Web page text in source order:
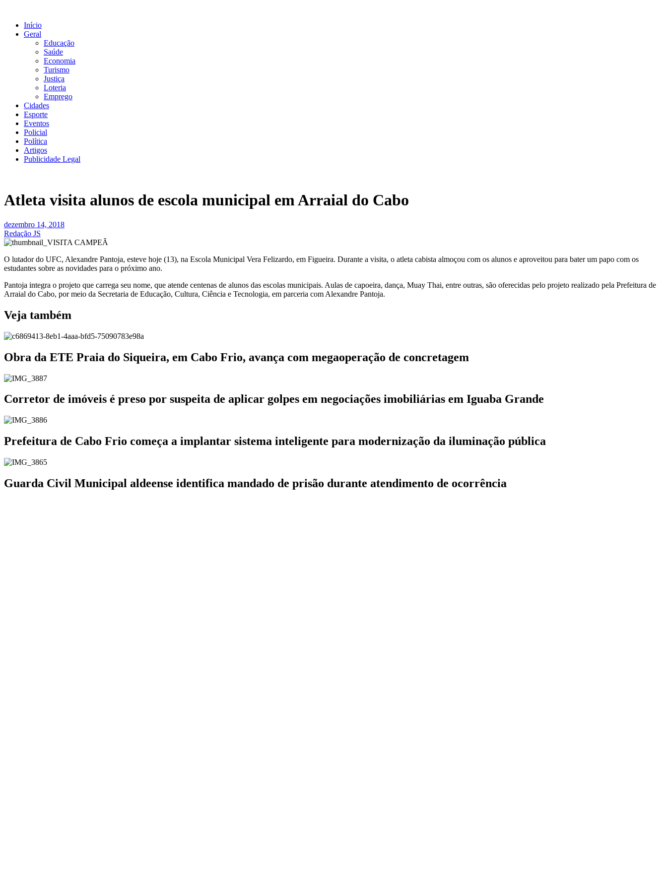
conteúdo
Início
Geral
Educação
Saúde
Economia
Turismo
Justiça
Loteria
Emprego
Cidades
Esporte
Eventos
Policial
Política
Artigos
Publicidade Legal
Atleta visita alunos de escola municipal em Arraial do Cabo
dezembro 14, 2018
Redação JS
O lutador do UFC, Alexandre Pantoja, esteve hoje (13), na Escola Municipal Vera Felizardo, em Figueira. Durante a visita, o atleta cabista almoçou com os alunos e aproveitou para bater um papo com os
estudantes sobre as novidades para o próximo ano.
Pantoja integra o projeto que carrega seu nome, que atende centenas de alunos das escolas municipais. Aulas de capoeira, dança, Muay Thai, entre outras, são oferecidas pelo projeto realizado pela Prefeitura de
Arraial do Cabo, por meio da Secretaria de Educação, Cultura, Ciência e Tecnologia, em parceria com Alexandre Pantoja.
Veja também
Obra da ETE Praia do Siqueira, em Cabo Frio, avança com megaoperação de concretagem
Corretor de imóveis é preso por suspeita de aplicar golpes em negociações imobiliárias em Iguaba Grande
Prefeitura de Cabo Frio começa a implantar sistema inteligente para modernização da iluminação pública
Guarda Civil Municipal aldeense identifica mandado de prisão durante atendimento de ocorrência